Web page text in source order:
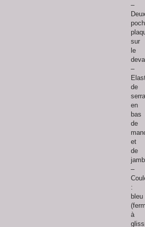
–
sur
le
–
de
en
bas
de
et
de
–
:
bleu
à